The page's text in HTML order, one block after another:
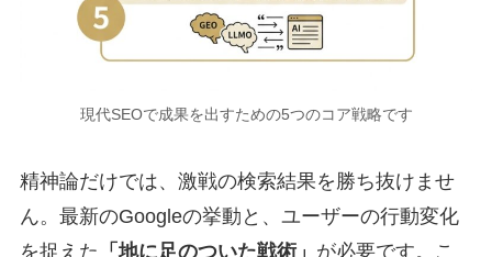
現代SEOで成果を出すための5つのコア戦略です
精神論だけでは、激戦の検索結果を勝ち抜けませ
ん。最新のGoogleの挙動と、ユーザーの行動変化
を捉えた 「地に足のついた戦術」 が必要です。こ